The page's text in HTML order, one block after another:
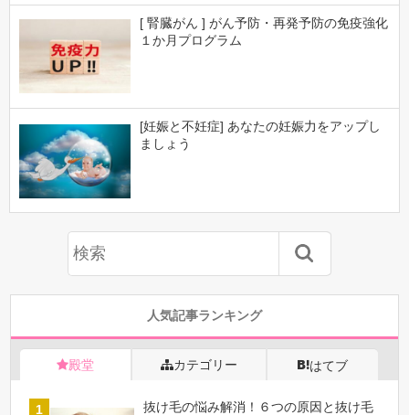
[ 腎臓がん ] がん予防・再発予防の免疫強化
１か月プログラム
[妊娠と不妊症] あなたの妊娠力をアップし
ましょう
人気記事ランキング
殿堂 カテゴリー はてブ
抜け毛の悩み解消！６つの原因と抜け毛